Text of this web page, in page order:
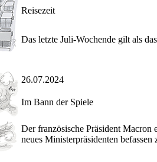
Reisezeit
Das letzte Juli-Wochende gilt als
26.07.2024
Im Bann der Spiele
Der französische Präsident Macron
neues Ministerpräsidenten